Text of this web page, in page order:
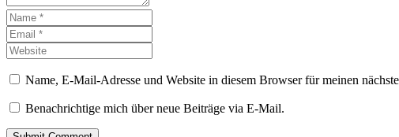
Name, E-Mail-Adresse und Website in diesem Browser für meinen
Benachrichtige mich über neue Beiträge via E-Mail.